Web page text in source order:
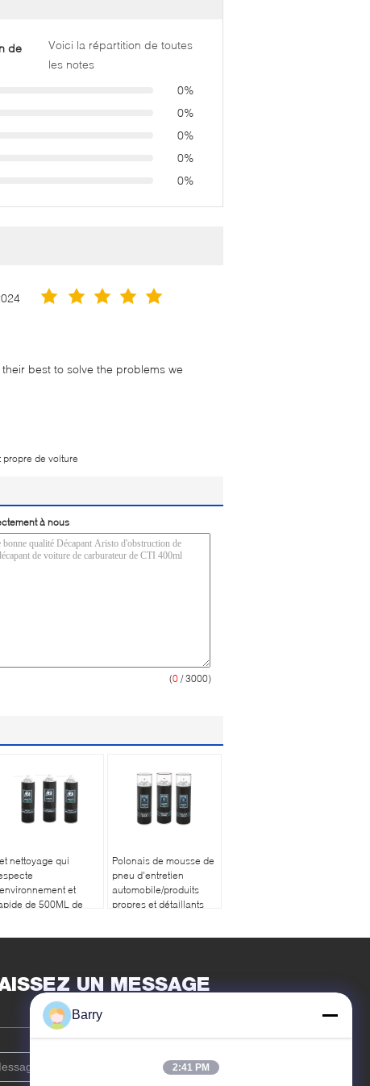
de
Voici la répartition de toutes
les notes
0%
0%
0%
0%
0%
best to solve the problems we
propre de voiture
à nous
(0 / 3000)
nettoyage qui
et
de 500ML de
Polonais de mousse de
pneu d'entretien
automobile/produits
propres et détaillants
UN MESSAGE
Barry
2:41 PM